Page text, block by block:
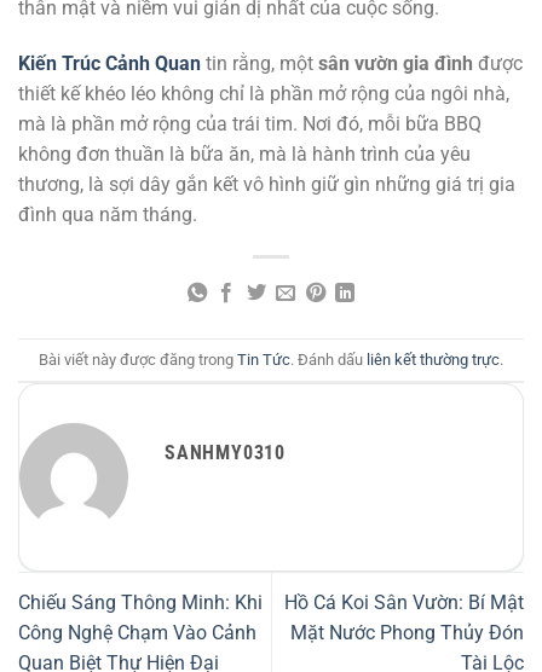
thân mật và niềm vui giản dị nhất của cuộc sống.
Kiến Trúc Cảnh Quan tin rằng, một sân vườn gia đình được
thiết kế khéo léo không chỉ là phần mở rộng của ngôi nhà,
mà là phần mở rộng của trái tim. Nơi đó, mỗi bữa BBQ
không đơn thuần là bữa ăn, mà là hành trình của yêu
thương, là sợi dây gắn kết vô hình giữ gìn những giá trị gia
đình qua năm tháng.
Bài viết này được đăng trong Tin Tức. Đánh dấu liên kết thường trực.
SANHMY0310
Chiếu Sáng Thông Minh: Khi
Công Nghệ Chạm Vào Cảnh
Quan Biệt Thự Hiện Đại
Hồ Cá Koi Sân Vườn: Bí Mật
Mặt Nước Phong Thủy Đón
Tài Lộc